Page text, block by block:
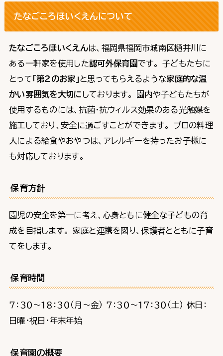
たなごころほいくえんについて
たなごころほいくえんは、福岡県福岡市城南区樋井川に
ある一軒家を使用した認可外保育園です。 子どもたちに
とって 「第２のお家」と思ってもらえるような家庭的な温
かい雰囲気を大切に しております。 園内や子どもたちが
使用するものには、抗菌・抗ウィルス効果のある光触媒を
施工しており、安全に過ごすことができます。 プロの料理
人による給食やおやつは、アレルギーを持ったお子様に
も対応しております。
保育方針
園児の安全を第一に考え、心身ともに健全な子どもの育
成を目指します。 家庭と連携を図り、保護者とともに子育
てをします。
保育時間
７：３０～１８：３０（月～金） ７：３０～１７：３０（土） 休日：
日曜・祝日・年末年始
保育園の概要